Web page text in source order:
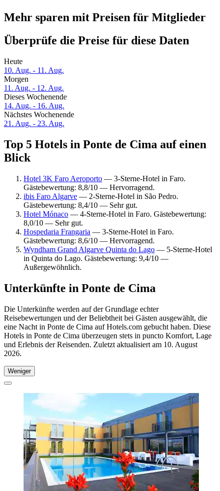
Mehr sparen mit Preisen für Mitglieder
Überprüfe die Preise für diese Daten
Heute
10. Aug. - 11. Aug.
Morgen
11. Aug. - 12. Aug.
Dieses Wochenende
14. Aug. - 16. Aug.
Nächstes Wochenende
21. Aug. - 23. Aug.
Top 5 Hotels in Ponte de Cima auf einen
Blick
Hotel 3K Faro Aeroporto — 3-Sterne-Hotel in Faro.
Gästebewertung: 8,8/10 — Hervorragend.
ibis Faro Algarve — 2-Sterne-Hotel in São Pedro.
Gästebewertung: 8,4/10 — Sehr gut.
Hotel Mónaco — 4-Sterne-Hotel in Faro. Gästebewertung:
8,0/10 — Sehr gut.
Hospedaria Frangaria — 3-Sterne-Hotel in Faro.
Gästebewertung: 8,6/10 — Hervorragend.
Wyndham Grand Algarve Quinta do Lago — 5-Sterne-Hotel
in Quinta do Lago. Gästebewertung: 9,4/10 —
Außergewöhnlich.
Unterkünfte in Ponte de Cima
Die Unterkünfte werden auf der Grundlage echter
Reisebewertungen und der Beliebtheit bei Gästen ausgewählt, die
eine Nacht in Ponte de Cima auf Hotels.com gebucht haben. Diese
Hotels in Ponte de Cima überzeugen stets in puncto Komfort, Lage
und Erlebnis der Reisenden. Zuletzt aktualisiert am 10. August
2026.
Weniger